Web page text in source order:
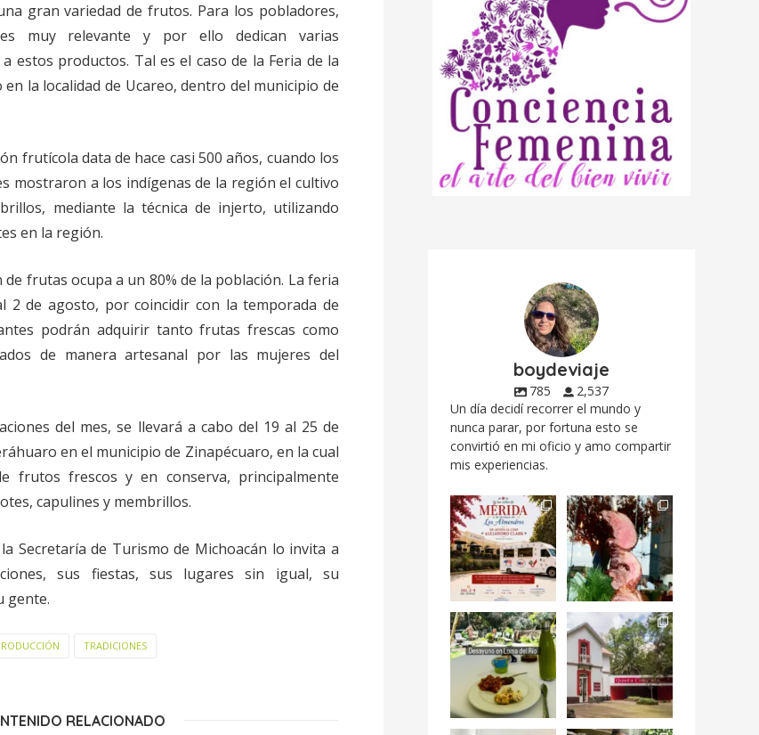
gran variedad de frutos. Para los pobladores,
es muy relevante y por ello dedican varias
estos productos. Tal es el caso de la Feria de la
en la localidad de Ucareo, dentro del municipio de
frutícola data de hace casi 500 años, cuando los
mostraron a los indígenas de la región el cultivo
mediante la técnica de injerto, utilizando
en la región.
frutas ocupa a un 80% de la población. La feria
2 de agosto, por coincidir con la temporada de
podrán adquirir tanto frutas frescas como
de manera artesanal por las mujeres del
del mes, se llevará a cabo del 19 al 25 de
en el municipio de Zinapécuaro, en la cual
frutos frescos y en conserva, principalmente
capulines y membrillos.
Secretaría de Turismo de Michoacán lo invita a
sus fiestas, sus lugares sin igual, su
gente.
TRADICIONES
RELACIONADO
boydeviaje
785
2,537
Un día decidí recorrer el mundo y
nunca parar, por fortuna esto se
convirtió en mi oficio y amo compartir
mis experiencias.
Siempre me mueven
las causas y comer
con causa es...
12 0
Fuimos a celebrar a
mis dos #mamás
más cercanas mi...
17 0
Levantarse, escuchar
el río correr y sentir
el...
19 0
Esta
#NochedeMuseos
en la
#QuintaColorada
el...
12 0